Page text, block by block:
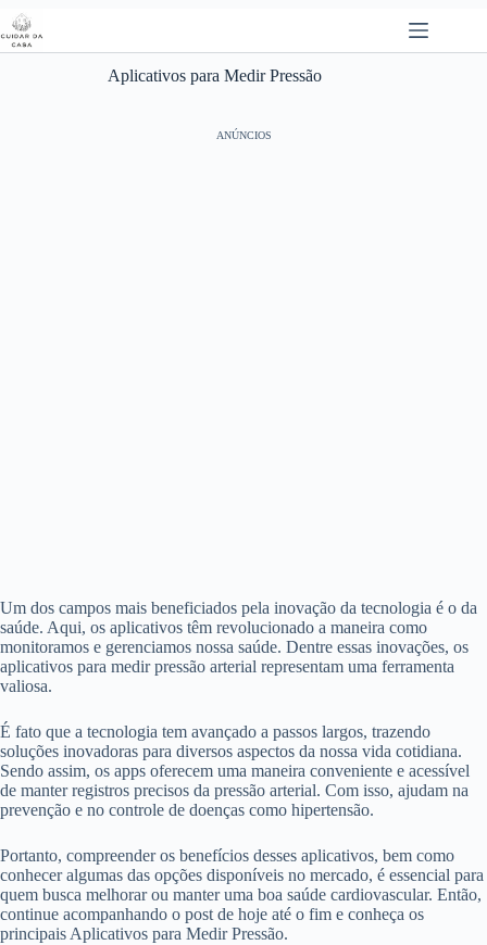
Pular
para
o
Aplicativos para Medir Pressão
ANÚNCIOS
Um dos campos mais beneficiados pela inovação da tecnologia é o da
saúde. Aqui, os aplicativos têm revolucionado a maneira como
monitoramos e gerenciamos nossa saúde. Dentre essas inovações, os
aplicativos para medir pressão arterial representam uma ferramenta
valiosa.
É fato que a tecnologia tem avançado a passos largos, trazendo
soluções inovadoras para diversos aspectos da nossa vida cotidiana.
Sendo assim, os apps oferecem uma maneira conveniente e acessível
de manter registros precisos da pressão arterial. Com isso, ajudam na
prevenção e no controle de doenças como hipertensão.
Portanto, compreender os benefícios desses aplicativos, bem como
conhecer algumas das opções disponíveis no mercado, é essencial para
quem busca melhorar ou manter uma boa saúde cardiovascular. Então,
continue acompanhando o post de hoje até o fim e conheça os
principais Aplicativos para Medir Pressão.